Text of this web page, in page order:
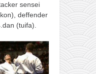
sensei
deffender
(tuifa).